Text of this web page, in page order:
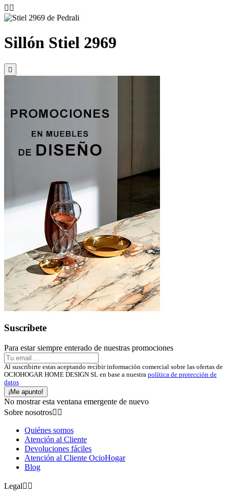
 
Sillón Stiel 2969

Suscríbete
Para estar siempre enterado de nuestras promociones
Al suscribirte estas aceptando recibir información comercial sobre las ofertas de
OCIOHOGAR HOME DESIGN SL en base a nuestra política de protección de
datos
¡Me apunto!
No mostrar esta ventana emergente de nuevo
Sobre nosotros 
Quiénes somos
Atención al Cliente
Devoluciones fáciles
Atención al Cliente OcioHogar
Blog
Legal 